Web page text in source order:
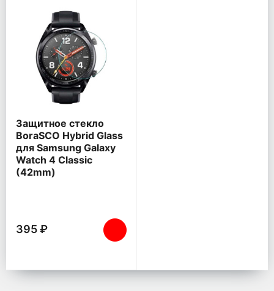
Защитное стекло
BoraSCO Hybrid Glass
для Samsung Galaxy
Watch 4 Classic
(42mm)
395 ₽